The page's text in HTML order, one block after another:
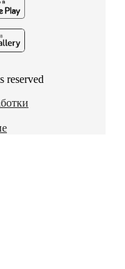
reserved